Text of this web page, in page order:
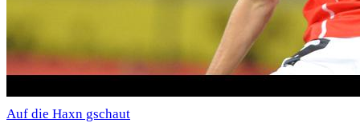
Auf die Haxn gschaut